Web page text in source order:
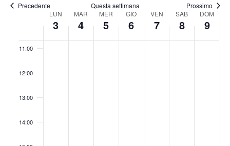
Precedente Questa settimana Prossimo
Eventi
LUN
3
MAR
4
MER
5
GIO
6
VEN
7
SAB
8
DOM
9
11:00
12:00
13:00
14:00